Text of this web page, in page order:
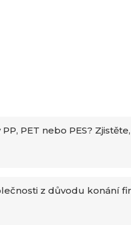
PET nebo PES?
z důvodu konání